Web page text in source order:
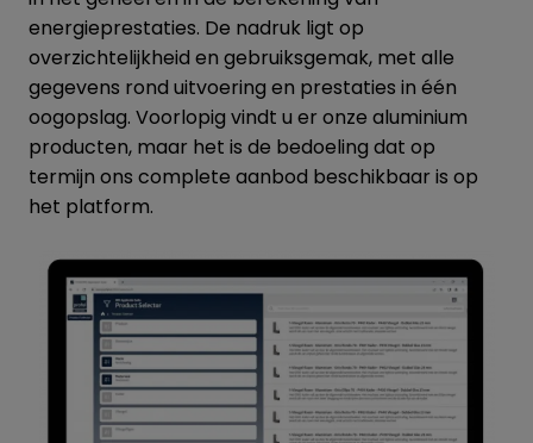
energieprestaties. De nadruk ligt op
overzichtelijkheid en gebruiksgemak, met alle
gegevens rond uitvoering en prestaties in één
oogopslag. Voorlopig vindt u er onze aluminium
producten, maar het is de bedoeling dat op
termijn ons complete aanbod beschikbaar is op
het platform.